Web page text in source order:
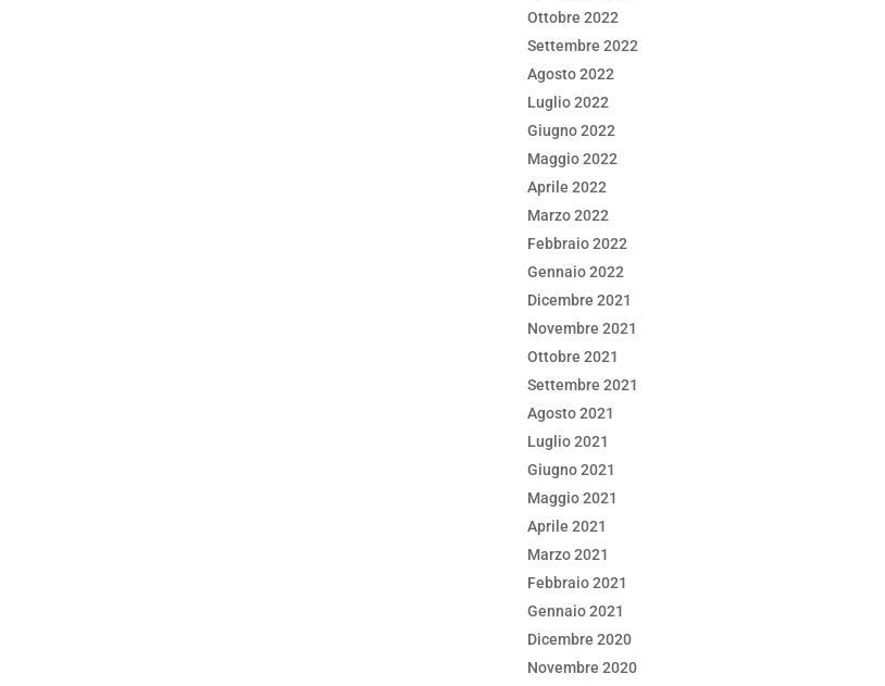
Ottobre 2022
Settembre 2022
Agosto 2022
Luglio 2022
Giugno 2022
Maggio 2022
Aprile 2022
Marzo 2022
Febbraio 2022
Gennaio 2022
Dicembre 2021
Novembre 2021
Ottobre 2021
Settembre 2021
Agosto 2021
Luglio 2021
Giugno 2021
Maggio 2021
Aprile 2021
Marzo 2021
Febbraio 2021
Gennaio 2021
Dicembre 2020
Novembre 2020